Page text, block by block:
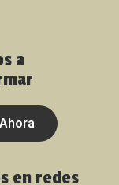
a
en redes